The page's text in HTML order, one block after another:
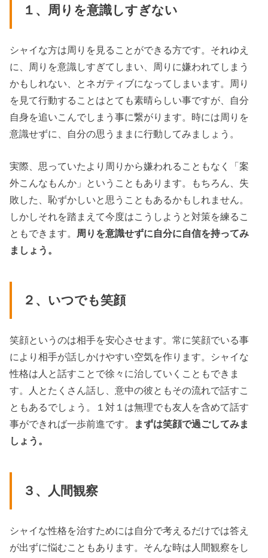
１、周りを意識しすぎない
シャイな方は周りを見ることができる方です。それゆえ
に、周りを意識しすぎてしまい、周りに嫌われてしまう
かもしれない、とネガティブになってしまいます。周り
を見て行動することはとても素晴らしい事ですが、自分
自身を追いこんでしまう事に繋がります。時には周りを
意識せずに、自分の思うままに行動してみましょう。
実際、思っていたより周りから嫌われることもなく「案
外こんなもんか」ということもあります。もちろん、失
敗した、恥ずかしいと思うこともあるかもしれません。
しかしそれを踏まえて今度はこうしようと対策を練るこ
ともできます。 周りを意識せずに自分に自信を持ってみ
ましょう。
２、いつでも笑顔
笑顔というのは相手を安心させます。常に笑顔でいる事
により相手が話しかけやすい空気を作ります。シャイな
性格は人と話すことで徐々に治していくこともできま
す。人とたくさん話し、意中の彼ともその流れで話すこ
ともあるでしょう。１対１は無理でも友人を含めて話す
事ができれば一歩前進です。
まずは笑顔で過ごしてみま
しょう。
３、人間観察
シャイな性格を治すためには自分で考えるだけでは答え
が出ずに悩むこともあります。そんな時は人間観察をし